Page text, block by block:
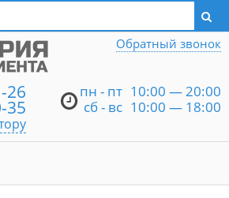
Написать директору
26
35
пн - пт 10:00 — 20:00
сб - вс 10:00 — 18:00
Обратный звонок